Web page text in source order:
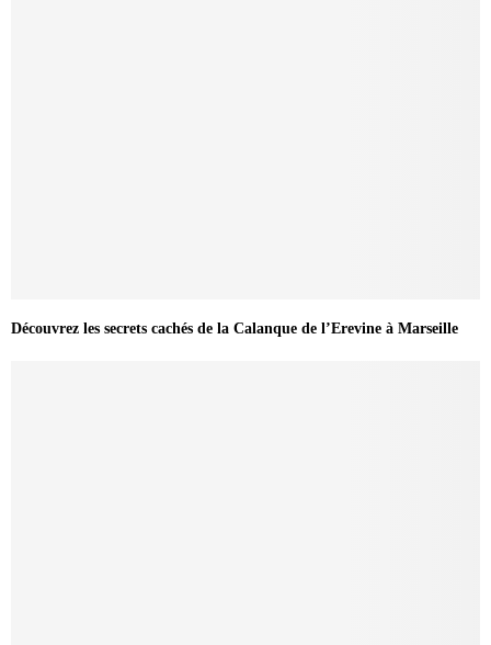
Découvrez les secrets cachés de la Calanque de l’Erevine à Marseille